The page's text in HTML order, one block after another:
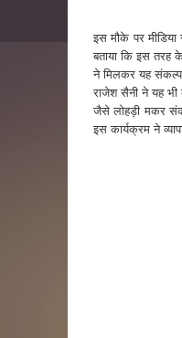
इस मौके पर
बताया कि इस तरह
ने मिलकर यह संकल्प
राजेश सैनी ने यह भी
जैसे लोहड़ी मकर
इस कार्यक्रम ने